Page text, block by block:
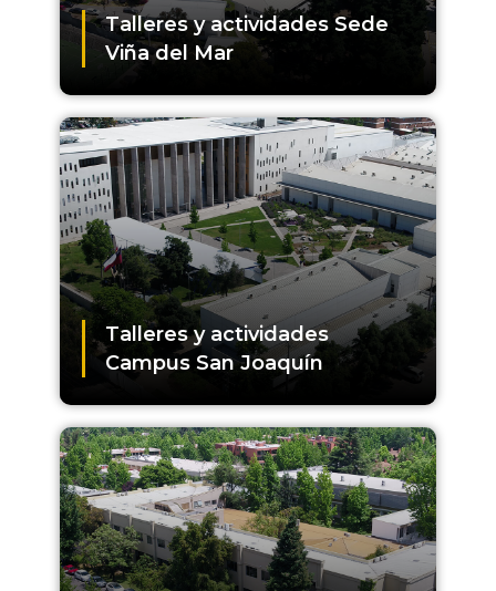
Talleres y actividades Sede
Viña del Mar
Talleres y actividades
Campus San Joaquín